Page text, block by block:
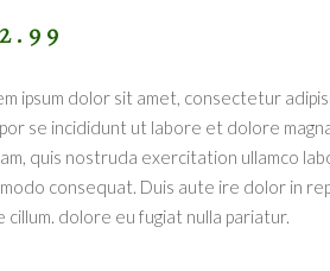
ipsum dolor sit amet, consectetur
se incididunt ut labore et dolore
quis nostruda exercitation ullamco
consequat. Duis aute ire dolor in
cillum. dolore eu fugiat nulla pariatur.